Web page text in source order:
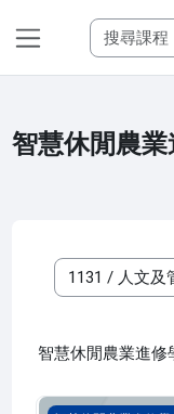
智慧休閒農
課程類別
智慧休閒農業進修